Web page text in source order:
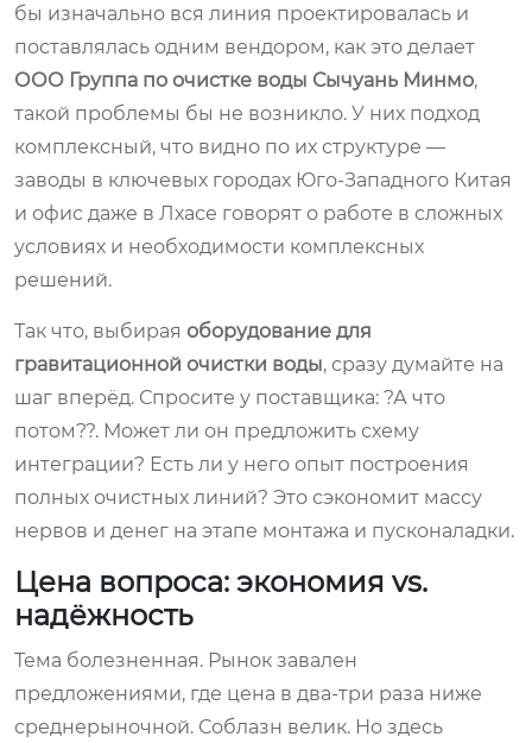
бы изначально вся линия проектировалась и
поставлялась одним вендором, как это делает
ООО Группа по очистке воды Сычуань Минмо,
такой проблемы бы не возникло. У них подход
комплексный, что видно по их структуре —
заводы в ключевых городах Юго-Западного Китая
и офис даже в Лхасе говорят о работе в сложных
условиях и необходимости комплексных
решений.
Так что, выбирая оборудование для
гравитационной очистки воды, сразу думайте на
шаг вперёд. Спросите у поставщика: ?А что
потом??. Может ли он предложить схему
интеграции? Есть ли у него опыт построения
полных очистных линий? Это сэкономит массу
нервов и денег на этапе монтажа и пусконаладки.
Цена вопроса: экономия vs.
надёжность
Тема болезненная. Рынок завален
предложениями, где цена в два-три раза ниже
среднерыночной. Соблазн велик. Но здесь